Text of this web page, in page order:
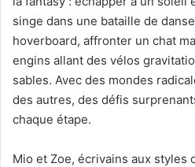
singe dans une bataille de
hoverboard, affronter un chat
engins allant des vélos
sables. Avec des mondes
des autres, des défis
chaque étape.
Mio et Zoe, écrivains aux styles